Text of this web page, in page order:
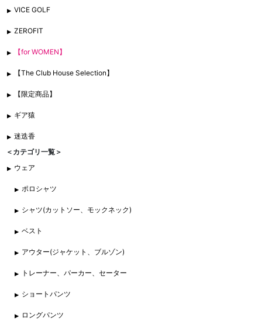
VICE GOLF
ZEROFIT
【for WOMEN】
【The Club House Selection】
【限定商品】
ギア猿
迷迭香
＜カテゴリ一覧＞
ウェア
ポロシャツ
シャツ(カットソー、モックネック)
ベスト
アウター(ジャケット、ブルゾン)
トレーナー、パーカー、セーター
ショートパンツ
ロングパンツ